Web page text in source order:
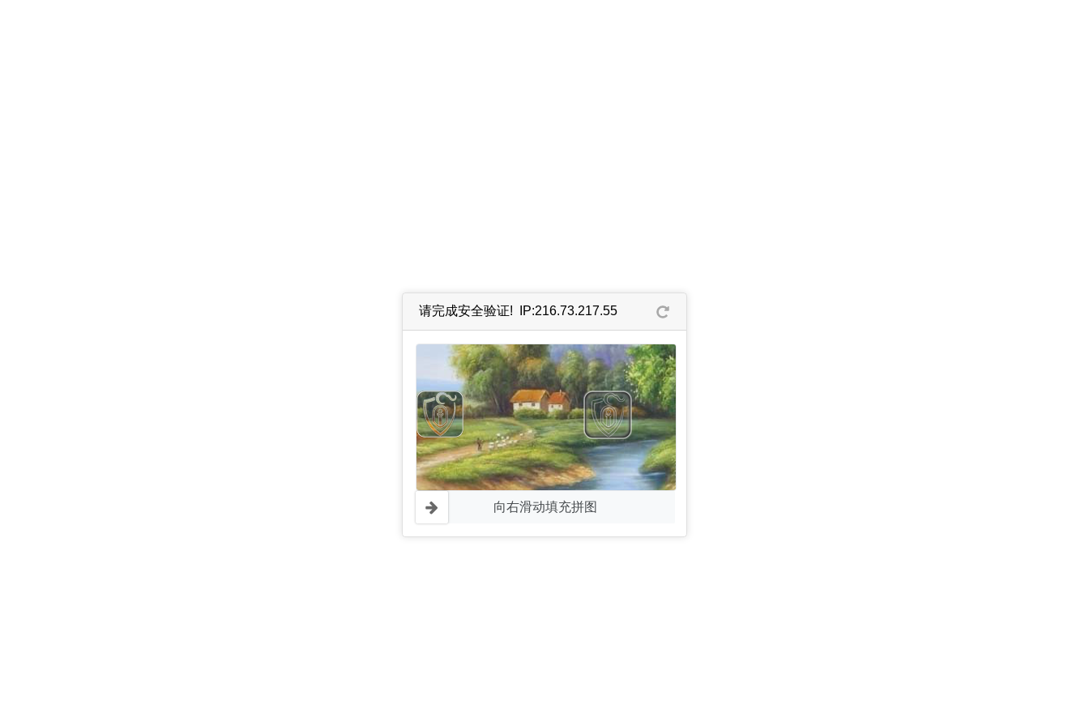
请完成安全验证! IP:216.73.217.55
向右滑动填充拼图